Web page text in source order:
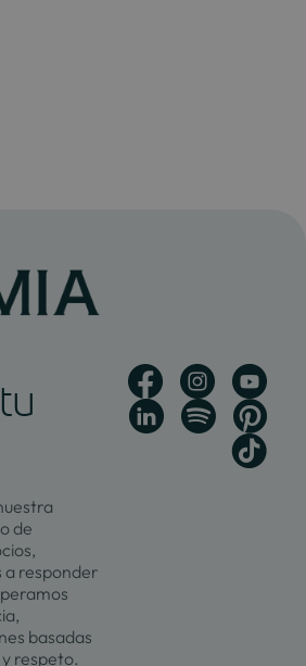
de
responder
basadas
respeto.